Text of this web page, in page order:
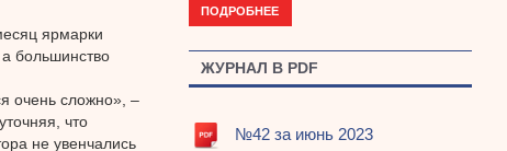
ярмарки
большинство
очень сложно», –
что
не увенчались
ПОДРОБНЕЕ
ЖУРНАЛ В PDF
№42 за июнь 2023